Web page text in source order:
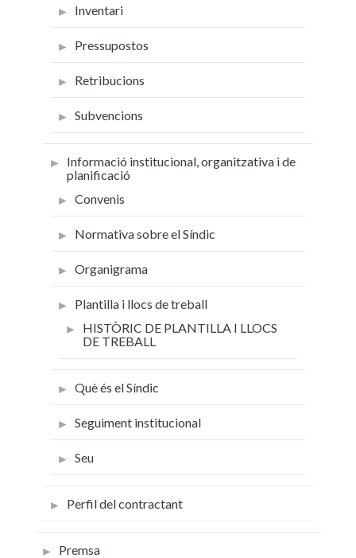
Inventari
Pressupostos
Retribucions
Subvencions
Informació institucional, organitzativa i de
planificació
Convenis
Normativa sobre el Síndic
Organigrama
Plantilla i llocs de treball
HISTÒRIC DE PLANTILLA I LLOCS
DE TREBALL
Què és el Síndic
Seguiment institucional
Seu
Perfil del contractant
Premsa